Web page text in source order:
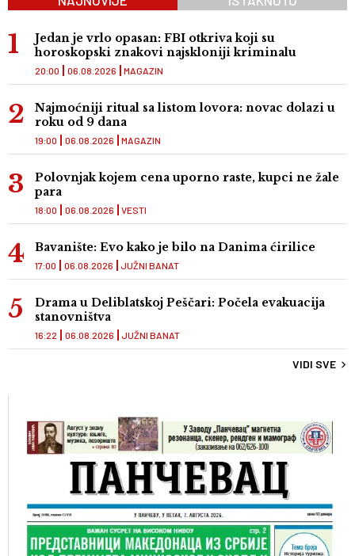
Jedan je vrlo opasan: FBI otkriva koji su
horoskopski znakovi najskloniji kriminalu
MAGAZIN
20:00 06.08.2026
Najmoćniji ritual sa listom lovora: novac dolazi u
roku od 9 dana
MAGAZIN
19:00 06.08.2026
Polovnjak kojem cena uporno raste, kupci ne žale
para
VESTI
18:00 06.08.2026
Bavanište: Evo kako je bilo na Danima ćirilice
JUŽNI BANAT
17:00 06.08.2026
Drama u Deliblatskoj Peščari: Počela evakuacija
stanovništva
JUŽNI BANAT
16:22 06.08.2026
VIDI SVE